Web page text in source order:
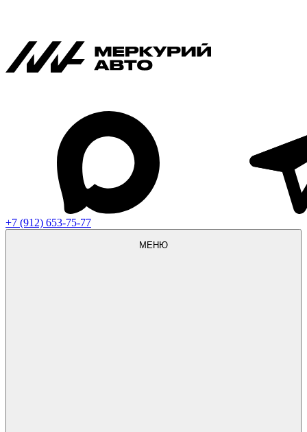
+7 (912) 653-75-77
МЕНЮ